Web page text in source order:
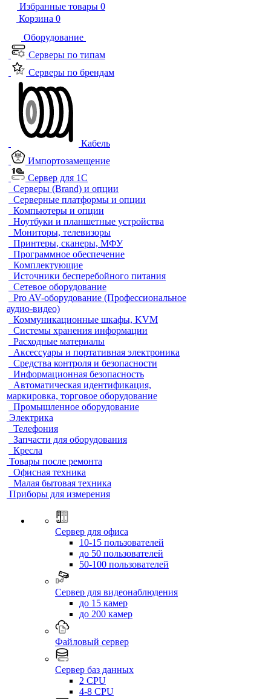
Избранные товары 0
Корзина 0
Оборудование
Серверы по типам
Серверы по брендам
Кабель
Импортозамещение
Сервер для 1С
Серверы (Brand) и опции
Серверные платформы и опции
Компьютеры и опции
Ноутбуки и планшетные устройства
Мониторы, телевизоры
Принтеры, сканеры, МФУ
Программное обеспечение
Комплектующие
Источники бесперебойного питания
Сетевое оборудование
Pro AV-оборудование (Профессиональное
аудио-видео)
Коммуникационные шкафы, KVM
Системы хранения информации
Расходные материалы
Аксессуары и портативная электроника
Средства контроля и безопасности
Информационная безопасность
Автоматическая идентификация,
маркировка, торговое оборудование
Промышленное оборудование
Электрика
Телефония
Запчасти для оборудования
Кресла
Товары после ремонта
Офисная техника
Малая бытовая техника
Приборы для измерения
Сервер для офиса
10-15 пользователей
до 50 пользователей
50-100 пользователей
Сервер для видеонаблюдения
до 15 камер
до 200 камер
Файловый сервер
Сервер баз данных
2 CPU
4-8 CPU